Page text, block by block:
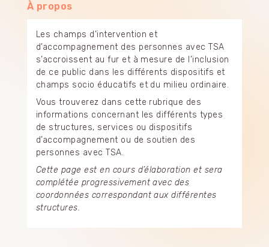
À propos
Les champs d’intervention et
d’accompagnement des personnes avec TSA
s’accroissent au fur et à mesure de l’inclusion
de ce public dans les différents dispositifs et
champs socio éducatifs et du milieu ordinaire.
Vous trouverez dans cette rubrique des
informations concernant les différents types
de structures, services ou dispositifs
d’accompagnement ou de soutien des
personnes avec TSA.
Cette page est en cours d’élaboration et sera
complétée progressivement avec des
coordonnées correspondant aux différentes
structures.